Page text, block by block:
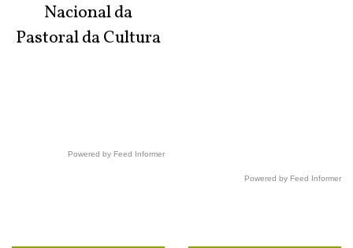
Nacional da
Pastoral da Cultura
Powered by Feed Informer
Powered by Feed Informer